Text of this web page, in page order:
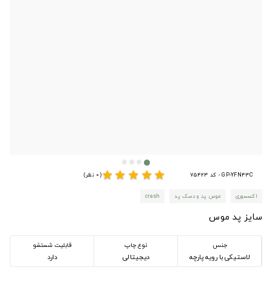
GP-YFN43C - کد 75423 star
star
star
star
star(0 نظر)
اکسسوری موس پد و دسک پد crash
سایز پد موس
جنس
لاستیکی با رویه پارچه
نوع چاپ
دیجیتالی
قابلیت شستشو
دارد